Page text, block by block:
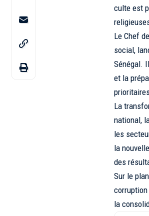
culte est
Le Chef
social,
Sénégal.
et la
La
national,
les
la
des
Sur le
corruption
la